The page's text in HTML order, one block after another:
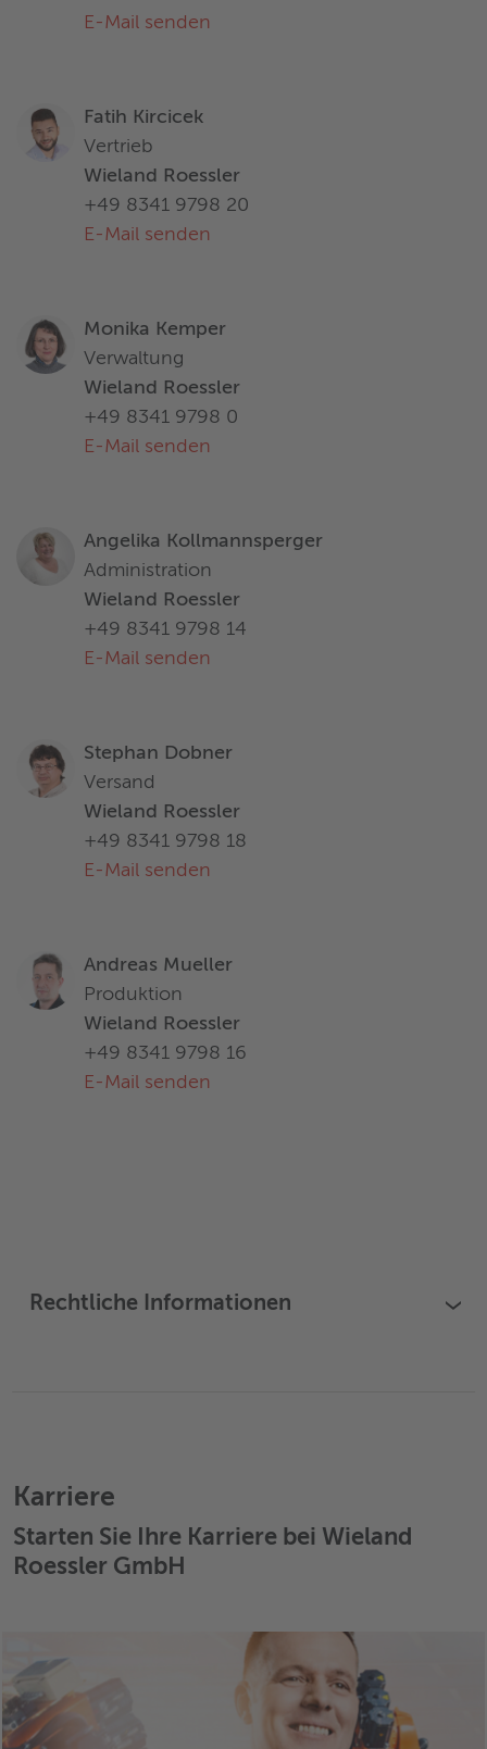
E-Mail senden
Fatih Kircicek
Vertrieb
Wieland Roessler
+49 8341 9798 20
E-Mail senden
Monika Kemper
Verwaltung
Wieland Roessler
+49 8341 9798 0
E-Mail senden
Angelika Kollmannsperger
Administration
Wieland Roessler
+49 8341 9798 14
E-Mail senden
Stephan Dobner
Versand
Wieland Roessler
+49 8341 9798 18
E-Mail senden
Andreas Mueller
Produktion
Wieland Roessler
+49 8341 9798 16
E-Mail senden
Rechtliche Informationen ›
Karriere
Starten Sie Ihre Karriere bei Wieland
Roessler GmbH